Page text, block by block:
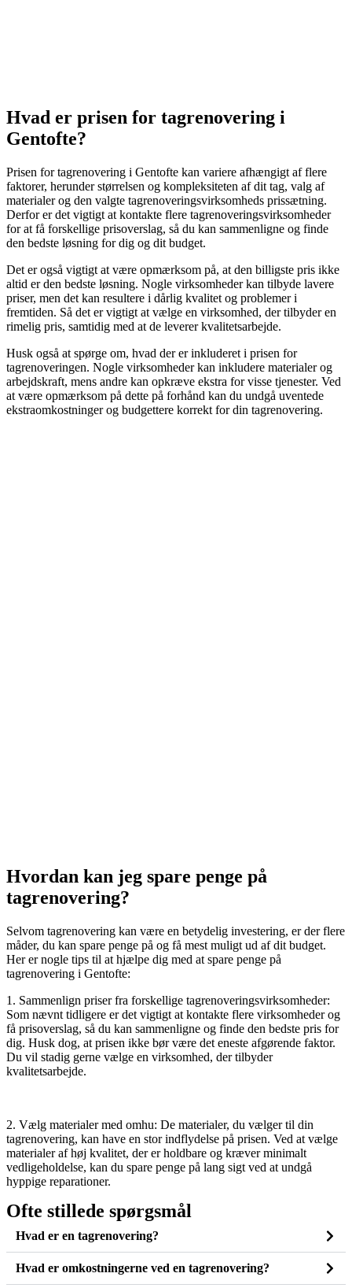
Hvad er prisen for tagrenovering i
Gentofte?
Prisen for tagrenovering i Gentofte kan variere afhængigt af flere
faktorer, herunder størrelsen og kompleksiteten af dit tag, valg af
materialer og den valgte tagrenoveringsvirksomheds prissætning.
Derfor er det vigtigt at kontakte flere tagrenoveringsvirksomheder
for at få forskellige prisoverslag, så du kan sammenligne og finde
den bedste løsning for dig og dit budget.
Det er også vigtigt at være opmærksom på, at den billigste pris ikke
altid er den bedste løsning. Nogle virksomheder kan tilbyde lavere
priser, men det kan resultere i dårlig kvalitet og problemer i
fremtiden. Så det er vigtigt at vælge en virksomhed, der tilbyder en
rimelig pris, samtidig med at de leverer kvalitetsarbejde.
Husk også at spørge om, hvad der er inkluderet i prisen for
tagrenoveringen. Nogle virksomheder kan inkludere materialer og
arbejdskraft, mens andre kan opkræve ekstra for visse tjenester. Ved
at være opmærksom på dette på forhånd kan du undgå uventede
ekstraomkostninger og budgettere korrekt for din tagrenovering.
Hvordan kan jeg spare penge på
tagrenovering?
Selvom tagrenovering kan være en betydelig investering, er der flere
måder, du kan spare penge på og få mest muligt ud af dit budget.
Her er nogle tips til at hjælpe dig med at spare penge på
tagrenovering i Gentofte:
1. Sammenlign priser fra forskellige tagrenoveringsvirksomheder:
Som nævnt tidligere er det vigtigt at kontakte flere virksomheder og
få prisoverslag, så du kan sammenligne og finde den bedste pris for
dig. Husk dog, at prisen ikke bør være det eneste afgørende faktor.
Du vil stadig gerne vælge en virksomhed, der tilbyder
kvalitetsarbejde.
2. Vælg materialer med omhu: De materialer, du vælger til din
tagrenovering, kan have en stor indflydelse på prisen. Ved at vælge
materialer af høj kvalitet, der er holdbare og kræver minimalt
vedligeholdelse, kan du spare penge på lang sigt ved at undgå
hyppige reparationer.
Ofte stillede spørgsmål
Hvad er en tagrenovering?
Hvad er omkostningerne ved en tagrenovering?